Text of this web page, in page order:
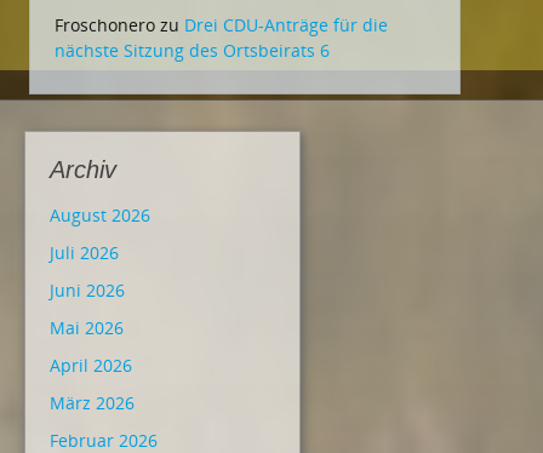
Froschonero zu Drei CDU-Anträge für die
nächste Sitzung des Ortsbeirats 6
Archiv
August 2026
Juli 2026
Juni 2026
Mai 2026
April 2026
März 2026
Februar 2026